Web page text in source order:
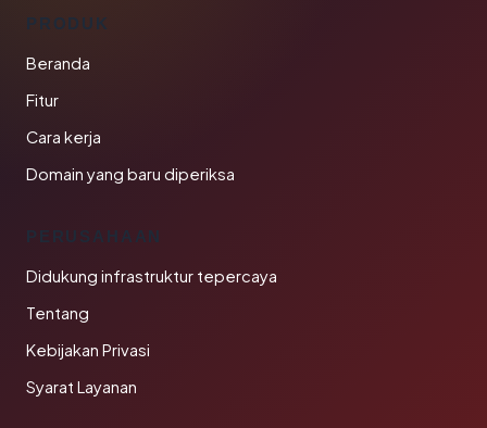
PRODUK
Beranda
Fitur
Cara kerja
Domain yang baru diperiksa
PERUSAHAAN
Didukung infrastruktur tepercaya
Tentang
Kebijakan Privasi
Syarat Layanan